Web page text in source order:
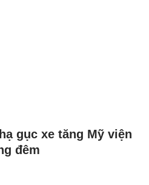
gục xe tăng Mỹ viện
đêm